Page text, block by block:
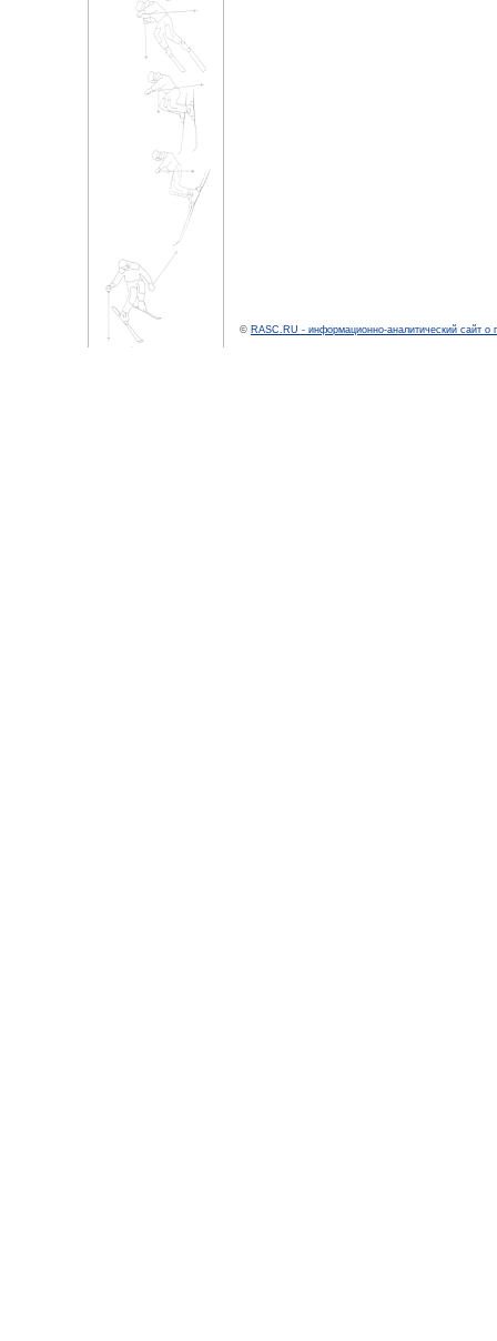
© RASC.RU - информационно-аналитический сайт о